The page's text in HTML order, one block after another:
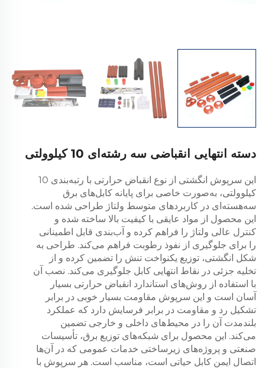
دسته انتهایی انقباضی سه رشته‌ای 10 کیلوولتی
این سرپوش انگشتی از نوع انقباض حرارتی با رتبه‌بندی 10
کیلوولتی، به‌صورت خاصی برای پایانه کابل‌های برق
سه‌هسته‌ای در کاربردهای متوسط ولتاژ طراحی شده است.
این محصول از مواد عایقی با کیفیت بالا ساخته شده و
کنترل عالی ولتاژ را فراهم کرده و آب‌بندی قابل اطمینانی
را برای جلوگیری از نفوذ رطوبت فراهم می‌کند. طراحی به
شکل انگشتی، توزیع یکنواخت تنش را تضمین کرده و از
تخلیه جزئی در نقاط انتهایی کابل جلوگیری می‌کند. نصب آن
با استفاده از روش‌های استاندارد انقباض حرارتی بسیار
آسان است و این سرپوش مقاومت بسیار خوبی در برابر
تشکیل رد و مقاومت در برابر فرسایش دارد که عملکرد
بلندمدت آن را در محیط‌های داخلی و خارجی تضمین
می‌کند. این محصول برای شبکه‌های توزیع برق، تأسیسات
صنعتی و پروژه‌های زیرساختی خدمات عمومی که در آن‌ها
اتصال ایمن کابل حیاتی است، مناسب است. هر سرپوش با